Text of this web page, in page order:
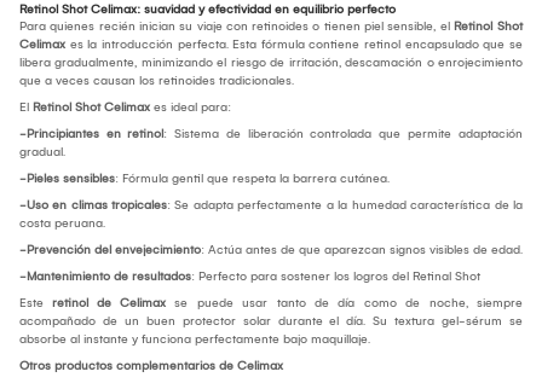
Retinol Shot Celimax: suavidad y efectividad en equilibrio perfecto
Para quienes recién inician su viaje con retinoides o tienen piel sensible, el Retinol Shot
Celimax es la introducción perfecta. Esta fórmula contiene retinol encapsulado que se
libera gradualmente, minimizando el riesgo de irritación, descamación o enrojecimiento
que a veces causan los retinoides tradicionales.
El Retinol Shot Celimax es ideal para:
-Principiantes en retinol: Sistema de liberación controlada que permite adaptación
gradual.
-Pieles sensibles: Fórmula gentil que respeta la barrera cutánea.
-Uso en climas tropicales: Se adapta perfectamente a la humedad característica de la
costa peruana.
-Prevención del envejecimiento: Actúa antes de que aparezcan signos visibles de edad.
-Mantenimiento de resultados: Perfecto para sostener los logros del Retinal Shot
Este retinol de Celimax se puede usar tanto de día como de noche, siempre
acompañado de un buen protector solar durante el día. Su textura gel-sérum se
absorbe al instante y funciona perfectamente bajo maquillaje.
Otros productos complementarios de Celimax